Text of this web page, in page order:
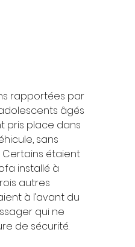
rapportées par
âgés
pris place dans
sans
Certains étaient
installé à
autres
à l’avant du
qui ne
de sécurité.